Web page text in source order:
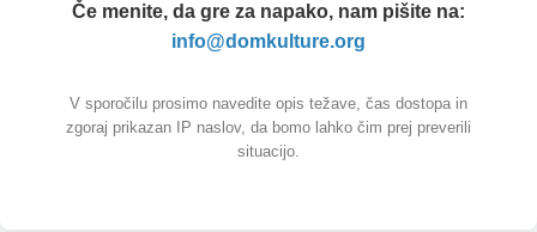
Če menite, da gre za napako, nam pišite na:
info@domkulture.org
V sporočilu prosimo navedite opis težave, čas dostopa in
zgoraj prikazan IP naslov, da bomo lahko čim prej preverili
situacijo.